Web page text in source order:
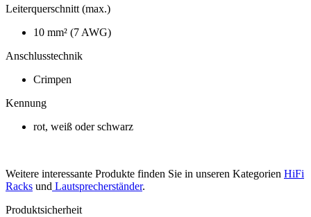
Leiterquerschnitt (max.)
10 mm² (7 AWG)
Anschlusstechnik
Crimpen
Kennung
rot, weiß oder schwarz
Weitere interessante Produkte finden Sie in unseren Kategorien HiFi
Racks und Lautsprecherständer.
Produktsicherheit